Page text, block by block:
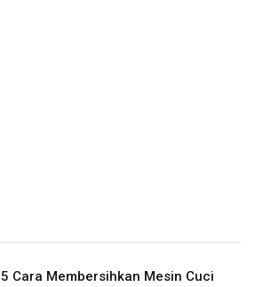
5 Cara Membersihkan Mesin Cuci